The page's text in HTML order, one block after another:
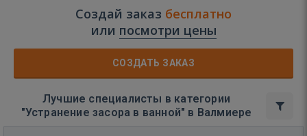
Создай заказ бесплатно
или посмотри цены
СОЗДАТЬ ЗАКАЗ
Лучшие специалисты в категории
"Устранение засора в ванной" в Валмиере